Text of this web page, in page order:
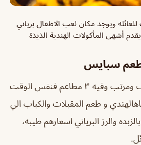
ويوجد مكان لعب الاطفال برياني
أشهى المأكولات الهندية الذيذة
سبايس
قسم العائلات نضيف ومرتب وفيه ٣ مطاعم فنفس الوقت
و طعم المقبلات والكباب الي
والرز البرياني اسعارهم طيبه،